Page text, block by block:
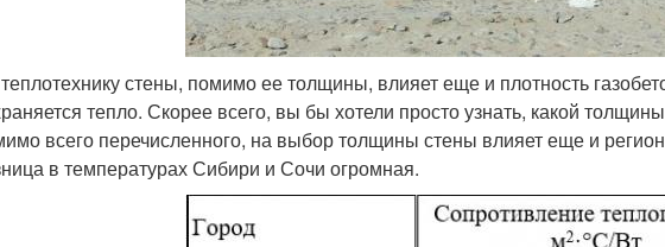
стены, помимо ее толщины, влияет еще и плотность
тепло. Скорее всего, вы бы хотели просто узнать, какой
всего перечисленного, на выбор толщины стены влияет еще и
в температурах Сибири и Сочи огромная.